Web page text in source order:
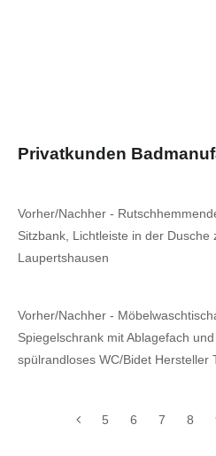
Privatkunden
Vorher/Nachher -
Sitzbank, Lichtleiste in der Dusche
Laupertshausen
Vorher/Nachher -
Spiegelschrank mit Ablagefach
spülrandloses WC/Bidet Hersteller
5 6 7 8